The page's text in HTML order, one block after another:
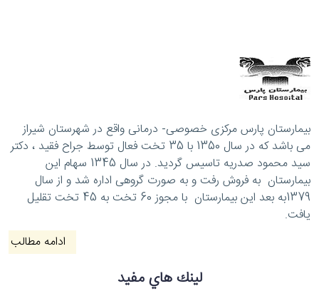
بیمارستان پارس مرکزی خصوصی- درمانی واقع در شهرستان شیراز
می باشد که در سال 1350 با 35 تخت فعال توسط جراح فقید ، دکتر
سید محمود صدریه تاسیس گردید. در سال 1345 سهام این
بیمارستان به فروش رفت و به صورت گروهی اداره شد و از سال
1379به بعد این بیمارستان با مجوز 60 تخت به 45 تخت تقلیل
یافت.
ادامه مطالب
لينك هاي مفيد